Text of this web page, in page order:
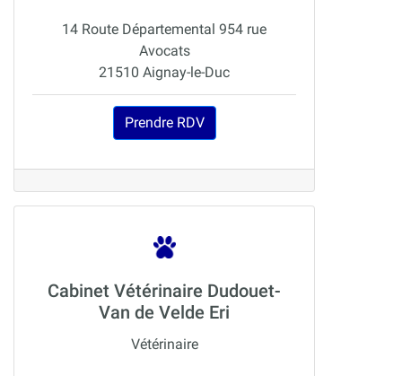
14 Route Départemental 954 rue
Avocats
21510 Aignay-le-Duc
Prendre RDV
Cabinet Vétérinaire Dudouet-
Van de Velde Eri
Vétérinaire